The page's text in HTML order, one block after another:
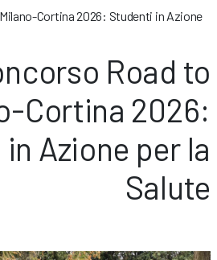
Cortina 2026: Studenti in Azione
Road to
Cortina 2026:
Azione per la
Salute